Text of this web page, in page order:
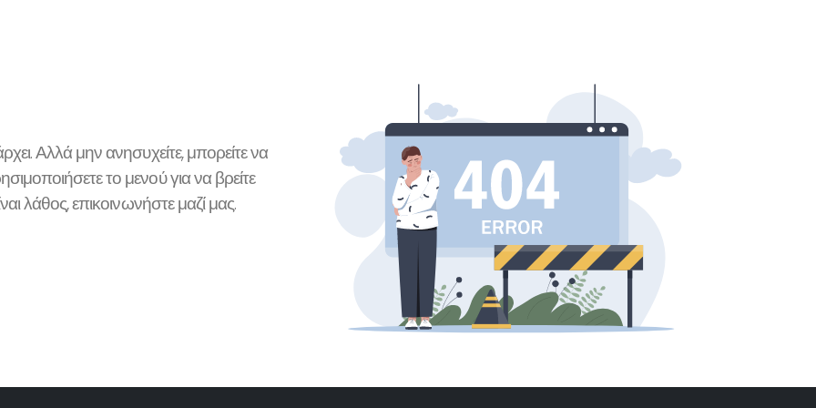
Αλλά μην ανησυχείτε, μπορείτε να
το μενού για να βρείτε
λάθος, επικοινωνήστε μαζί μας.